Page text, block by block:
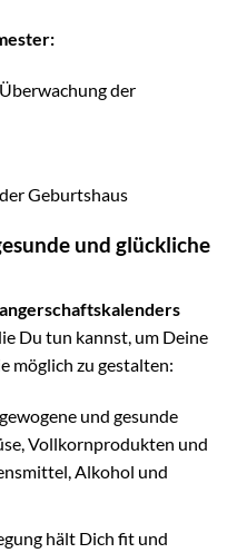
der
Geburtshaus
und glückliche
Du tun kannst, um Deine
möglich zu gestalten:
und gesunde
Vollkornprodukten und
Alkohol und
hält Dich fit und